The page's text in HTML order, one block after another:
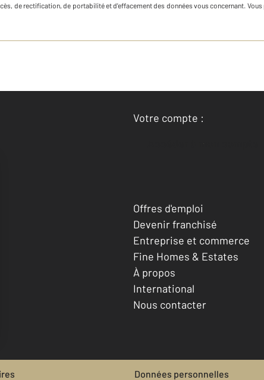
de rectification, de portabilité et d'effacement des données vous concernant.
Votre compte :
Accéder à mon compte
Offres d'emploi
Devenir franchisé
Entreprise et commerce
Fine Homes & Estates
À propos
International
Nous contacter
Données personnelles